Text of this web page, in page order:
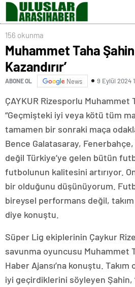
156 okunma
Muhammet Taha
Kazandırır’
ABONE OL News 9 Eylül 2024
ÇAYKUR Rizesporlu Muhammet
“Geçmişteki iyi veya kötü tüm
tamamen bir sonraki maça
Bence Galatasaray,
değil Türkiye’ye gelen bütün
futbolunun kalitesini artırıyor.
bir olduğunu düşünüyorum.
bireysel performans değil, takım
diye konuştu.
Süper Lig ekiplerinin Çaykur
savunma oyuncusu Muhammet
Haber Ajansı’na konuştu.
iyi geçirdiklerini söyleyen Şahin,